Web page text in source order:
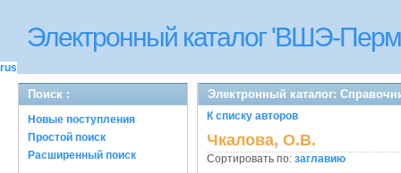
Электронный каталог 'ВШЭ-
rus
Поиск :
Новые поступления
Простой поиск
Расширенный поиск
Электронный каталог:
К списку авторов
Чкалова, О.В.
Сортировать по: заглавию